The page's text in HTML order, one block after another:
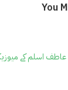
You
عاطف اسلم کے